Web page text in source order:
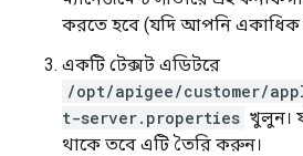
করতে হবে (যদি আপনি একাধিক
একটি টেক্সট এডিটরে
/opt/apigee/customer/
t-server.properties খুলুন।
থাকে তবে এটি তৈরি করুন।